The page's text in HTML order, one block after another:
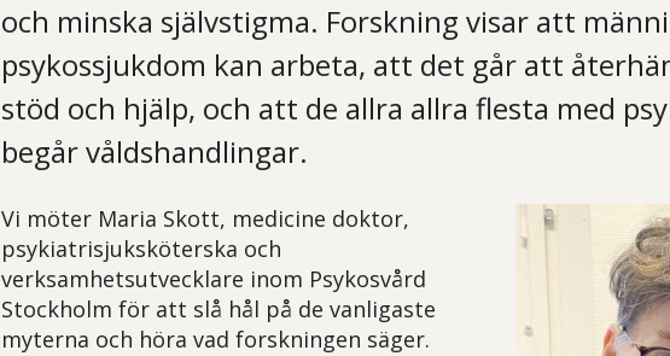
och minska självstigma. Forskning visar att
psykossjukdom kan arbeta, att det går att
stöd och hjälp, och att de allra allra flesta med
begår våldshandlingar.
Vi möter Maria Skott, medicine doktor,
psykiatrisjuksköterska och
verksamhetsutvecklare inom Psykosvård
Stockholm för att slå hål på de vanligaste
myterna och höra vad forskningen säger.